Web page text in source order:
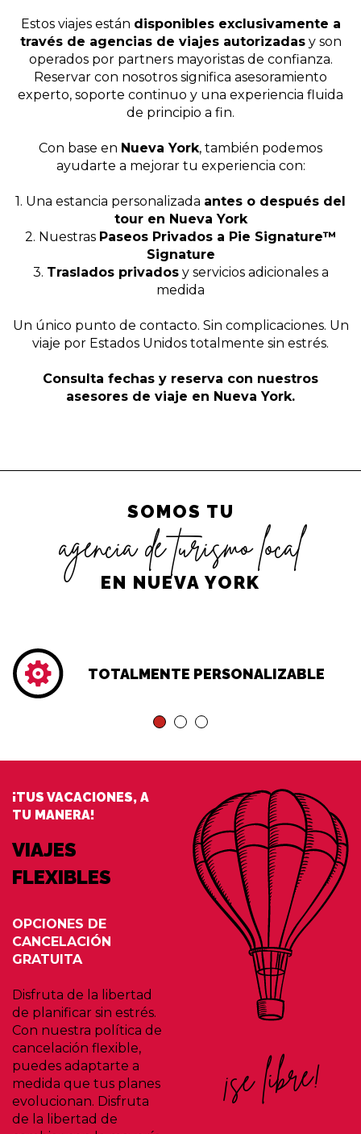
Estos viajes están disponibles exclusivamente a
través de agencias de viajes autorizadasy son
operados por partners mayoristas de confianza.
Reservar con nosotros significa asesoramiento
experto, soporte continuo y una experiencia fluida
de principio a fin.
Con base en Nueva York, también podemos
ayudarte a mejorar tu experiencia con:
1. Una estancia personalizada antes o después del
tour en Nueva York
2. Nuestras Paseos Privados a Pie Signature™
Signature
3. Traslados privadosy servicios adicionales a
medida
Un único punto de contacto. Sin complicaciones. Un
viaje por Estados Unidos totalmente sin estrés.
Consulta fechas y reserva con nuestros
asesores de viaje en Nueva York.
SOMOS TU
agencia de turismo local
EN NUEVA YORK
TOTALMENTE PERSONALIZABLE
¡TUS VACACIONES, A
TU MANERA!
VIAJES
FLEXIBLES
OPCIONES DE
CANCELACIÓN
GRATUITA
Disfruta de la libertad
de planificar sin estrés.
Con nuestra política de
cancelación flexible,
puedes adaptarte a
medida que tus planes
evolucionan. Disfruta
de la libertad de
¡se libre!